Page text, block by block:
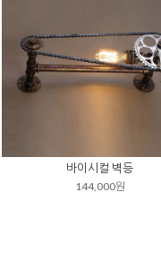
바이시컬 벽등
144,000원